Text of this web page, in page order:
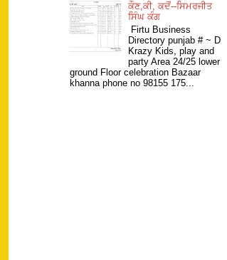
ਕੌਣ,ਕੀ, ਕਦੋਂ--ਸਿਮਰਜੀਤ
ਸਿੰਘ ਕੰਗ
Firtu Business
Directory punjab # ~ D
Krazy Kids, play and
party Area 24/25 lower
ground Floor celebration Bazaar
khanna phone no 98155 175...